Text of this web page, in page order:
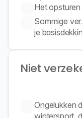
Sommige
Niet
Ongelukken